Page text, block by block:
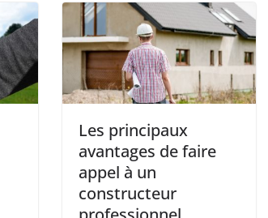
Les principaux
avantages de faire
appel à un
constructeur